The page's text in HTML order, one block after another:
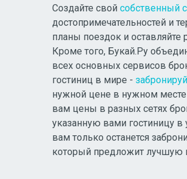
Создайте свой собственный
достопримечательностей и
планы поездок и оставляйте
Кроме того, Букай.Ру
всех основных сервисов
гостиниц в мире -
нужной цене в нужном
вам цены в разных сетях
указанную вами гостиницу в
вам только останется
который предложит лучшую